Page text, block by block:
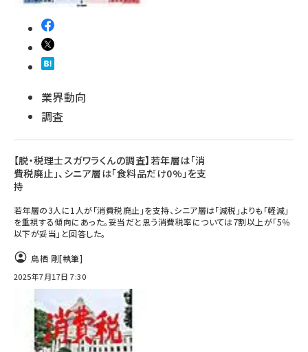
業界動向
調査
【脱・税理士スガワラくんの調査】若年層は「消
費税廃止」、シニア層は「食料品だけ0%」を支
持
若年層の3人に1人が「消費税廃止」を支持、シニア層は「減税」よりも「軽減」
を重視する傾向にあった。妥当だと思う消費税率については7割以上が「5％
以下が妥当」と回答した。
鳥栖 剛[執筆]
2025年7月17日 7:30